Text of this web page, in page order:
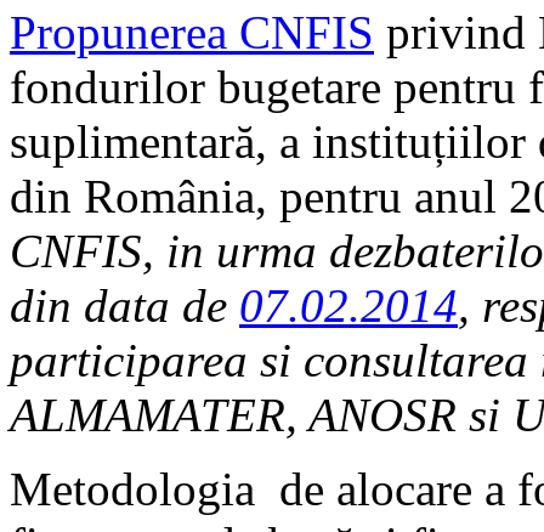
Propunerea CNFIS privind
fondurilor bugetare pentru
suplimentară, a instituțiilor
din România, pentru anul
CNFIS, in urma
din data de 07.02.2014,
participarea si
ALMAMATER, ANOSR si
Metodologia de alocare a